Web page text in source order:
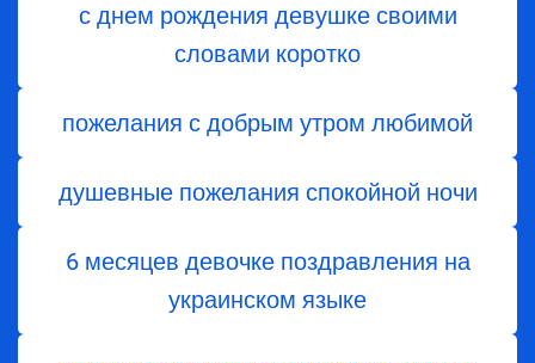
с днем рождения девушке своими
словами коротко
пожелания с добрым утром любимой
душевные пожелания спокойной ночи
6 месяцев девочке поздравления на
украинском языке